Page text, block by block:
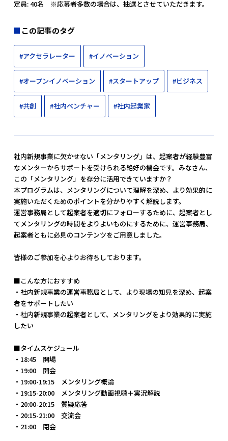
定員: 40名 ※応募者多数の場合は、抽選とさせていただきます。
この記事のタグ
#アクセラレーター #イノベーション
#オープンイノベーション #スタートアップ #ビジネス
#共創 #社内ベンチャー #社内起業家
社内新規事業に欠かせない「メンタリング」は、起案者が経験豊富
なメンターからサポートを受けられる絶好の機会です。みなさん、
この「メンタリング」を存分に活用できていますか？
本プログラムは、メンタリングについて理解を深め、より効果的に
実施いただくためのポイントを分かりやすく解説します。
運営事務局として起案者を適切にフォローするために、起案者とし
てメンタリングの時間をよりよいものにするために、運営事務局、
起案者ともに必見のコンテンツをご用意しました。
皆様のご参加を心よりお待ちしております。
■こんな方におすすめ
・社内新規事業の運営事務局として、より現場の知見を深め、起案
者をサポートしたい
・社内新規事業の起案者として、メンタリングをより効果的に実施
したい
■タイムスケジュール
・18:45 開場
・19:00 開会
・19:00-19:15 メンタリング概論
・19:15-20:00 メンタリング動画視聴＋実況解説
・20:00-20:15 質疑応答
・20:15-21:00 交流会
・21:00 閉会